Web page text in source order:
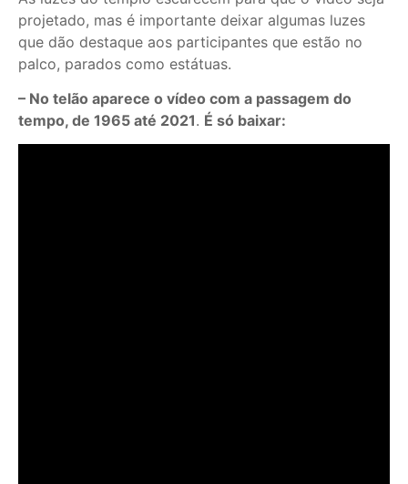
projetado, mas é importante deixar algumas luzes
que dão destaque aos participantes que estão no
palco, parados como estátuas.
– No telão aparece o vídeo com a passagem do
tempo, de 1965 até 2021. É só baixar: